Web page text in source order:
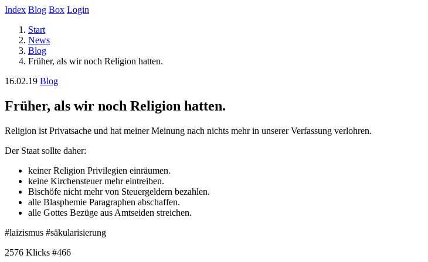
Index Blog Box Login
Start
News
Blog
Früher, als wir noch Religion hatten.
16.02.19 Blog
Früher, als wir noch Religion hatten.
Religion ist Privatsache und hat meiner Meinung nach nichts mehr in unserer Verfassung verlohren.
Der Staat sollte daher:
keiner Religion Privilegien einräumen.
keine Kirchensteuer mehr eintreiben.
Bischöfe nicht mehr von Steuergeldern bezahlen.
alle Blasphemie Paragraphen abschaffen.
alle Gottes Bezüge aus Amtseiden streichen.
#laizismus #säkularisierung
2576 Klicks #466